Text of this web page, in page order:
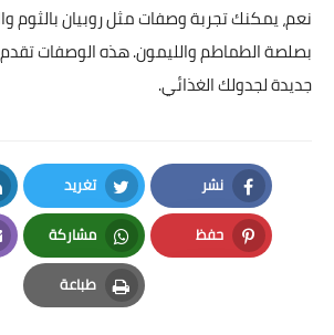
نعم، يمكنك تجربة وصفات مثل روبيان بالثوم
بصلصة الطماطم والليمون. هذه الوصفات
جديدة لجدولك الغذائي.
نشر
Facebook
تغريد
Twitter
حفظ
Pinterest
مشاركة
Whatsapp
طباعة
Print